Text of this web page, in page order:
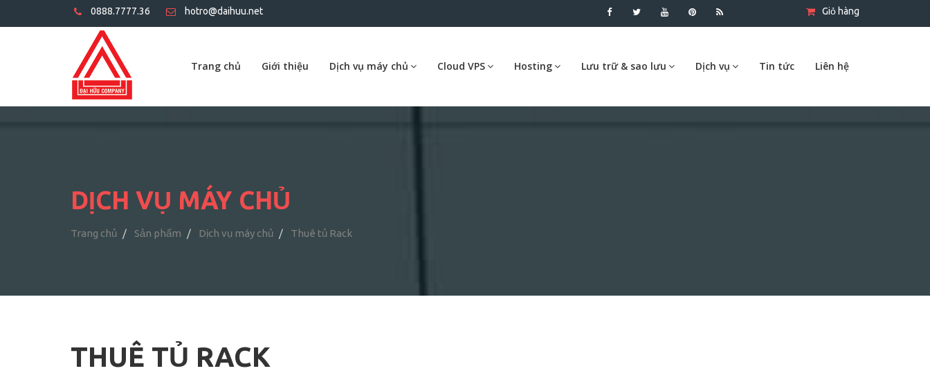
0888.7777.36 hotro@daihuu.net Giỏ hàng
Trang chủ Giới thiệu Dịch vụ máy chủ Cloud VPS Hosting Lưu trữ & sao lưu Dịch vụ Tin tức Liên hệ
DỊCH VỤ MÁY CHỦ
Trang chủ Sản phẩm Dịch vụ máy chủ Thuê tủ Rack
THUÊ TỦ RACK